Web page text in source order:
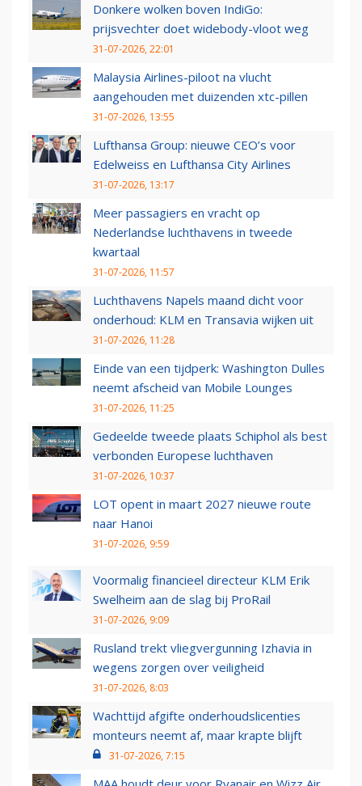
Donkere wolken boven IndiGo:
prijsvechter doet widebody-vloot weg
31-07-2026, 22:01
Malaysia Airlines-piloot na vlucht
aangehouden met duizenden xtc-pillen
31-07-2026, 13:55
Lufthansa Group: nieuwe CEO’s voor
Edelweiss en Lufthansa City Airlines
31-07-2026, 13:17
Meer passagiers en vracht op
Nederlandse luchthavens in tweede
kwartaal
31-07-2026, 11:57
Luchthavens Napels maand dicht voor
onderhoud: KLM en Transavia wijken uit
31-07-2026, 11:28
Einde van een tijdperk: Washington Dulles
neemt afscheid van Mobile Lounges
31-07-2026, 11:25
Gedeelde tweede plaats Schiphol als best
verbonden Europese luchthaven
31-07-2026, 10:37
LOT opent in maart 2027 nieuwe route
naar Hanoi
31-07-2026, 9:59
Voormalig financieel directeur KLM Erik
Swelheim aan de slag bij ProRail
31-07-2026, 9:09
Rusland trekt vliegvergunning Izhavia in
wegens zorgen over veiligheid
31-07-2026, 8:03
Wachttijd afgifte onderhoudslicenties
monteurs neemt af, maar krapte blijft
31-07-2026, 7:15